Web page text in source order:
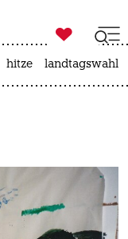

taz zahl ich
hitze landtagswahl